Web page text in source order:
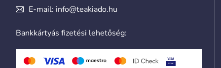
E-mail: info@teakiado.hu
Bankkártyás fizetési lehetőség: